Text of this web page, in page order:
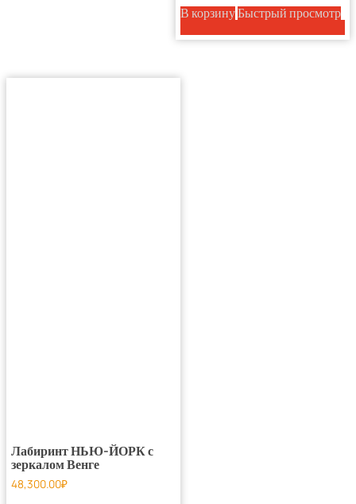
В корзинуБыстрый просмотр
Лабиринт НЬЮ-ЙОРК с
зеркалом Венге
48,300.00₽